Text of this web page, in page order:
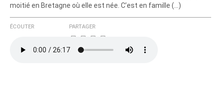
moitié en Bretagne où elle est née. C’est en famille (…)
ÉCOUTER PARTAGER